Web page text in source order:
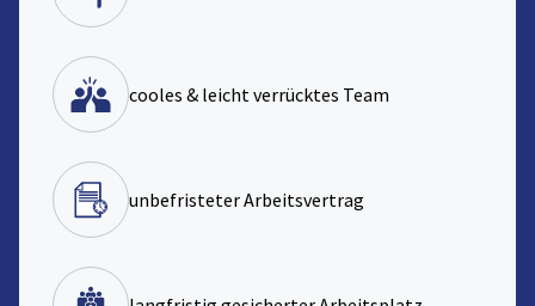
cooles & leicht verrücktes Team
unbefristeter Arbeitsvertrag